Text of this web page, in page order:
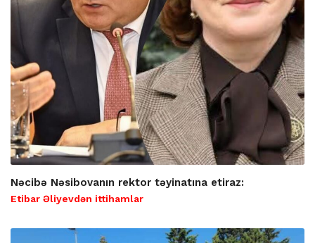
Nəcibə Nəsibovanın rektor təyinatına etiraz:
Etibar Əliyevdən ittihamlar